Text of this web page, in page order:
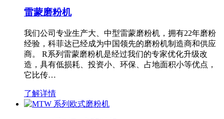
雷蒙磨粉机
我们公司专业生产大、中型雷蒙磨粉机，拥有22年磨粉
经验，科菲达已经成为中国领先的磨粉机制造商和供应
商。 R系列雷蒙磨粉机是经过我们的专家优化升级改
造，具有低损耗、投资小、环保、占地面积小等优点，
它比传…
了解详情